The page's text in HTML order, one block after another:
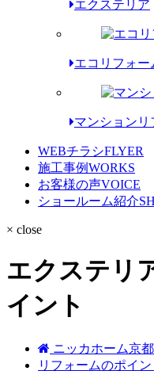
エクステリア
エコリフォー
マンションリ
WEBチラシFLYER
施工事例WORKS
お客様の声VOICE
ショールーム紹介
× close
エクステリ
イント
ニッカホーム京
リフォームのポイン